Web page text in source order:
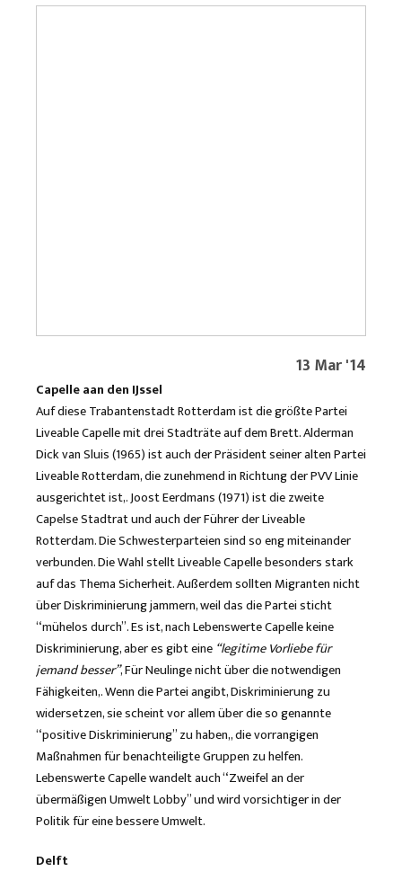
13 Mar '14
Capelle aan den IJssel
Auf diese Trabantenstadt Rotterdam ist die größte Partei
Liveable Capelle mit drei Stadträte auf dem Brett. Alderman
Dick van Sluis (1965) ist auch der Präsident seiner alten Partei
Liveable Rotterdam, die zunehmend in Richtung der PVV Linie
ausgerichtet ist,. Joost Eerdmans (1971) ist die zweite
Capelse Stadtrat und auch der Führer der Liveable
Rotterdam. Die Schwesterparteien sind so eng miteinander
verbunden. Die Wahl stellt Liveable Capelle besonders stark
auf das Thema Sicherheit. Außerdem sollten Migranten nicht
über Diskriminierung jammern, weil das die Partei sticht
“mühelos durch”. Es ist, nach Lebenswerte Capelle keine
Diskriminierung, aber es gibt eine “legitime Vorliebe für
jemand besser”, Für Neulinge nicht über die notwendigen
Fähigkeiten,. Wenn die Partei angibt, Diskriminierung zu
widersetzen, sie scheint vor allem über die so genannte
“positive Diskriminierung” zu haben,, die vorrangigen
Maßnahmen für benachteiligte Gruppen zu helfen.
Lebenswerte Capelle wandelt auch “Zweifel an der
übermäßigen Umwelt Lobby” und wird vorsichtiger in der
Politik für eine bessere Umwelt.
Delft